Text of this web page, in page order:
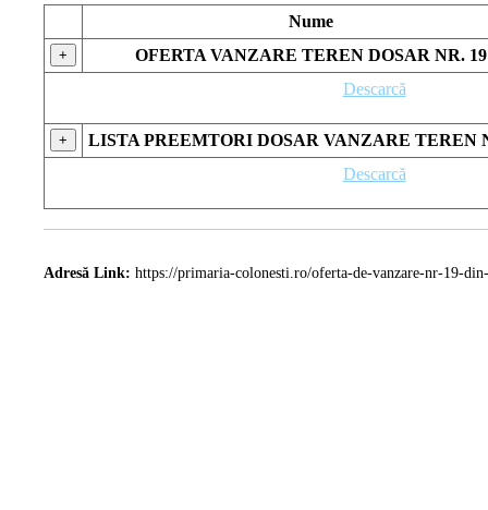
Nume
+
OFERTA VANZARE TEREN DOSAR NR. 19
Descarcă
+
LISTA PREEMTORI DOSAR VANZARE TEREN
Descarcă
Adresă Link: https://primaria-colonesti.ro/oferta-de-vanzare-nr-19-